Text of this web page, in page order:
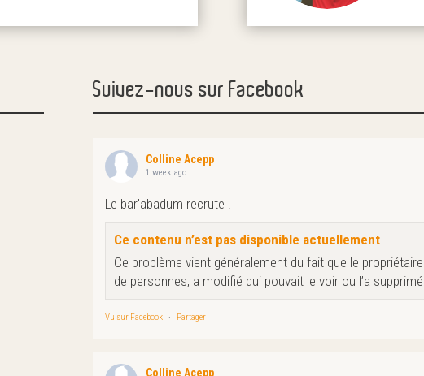
Suivez-nous sur Facebook
Colline Acepp
1 week ago
Le bar'abadum recrute !
Ce contenu n’est pas disponible actuellement
Ce problème vient généralement du fait que le
de personnes, a modifié qui pouvait le voir ou l’a supprimé.
Vu sur Facebook · Partager
Colline Acepp